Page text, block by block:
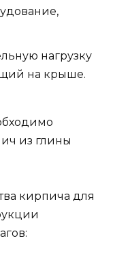
нагрузку
на крыше.
из глины
кирпича для